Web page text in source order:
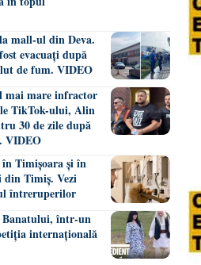
mall-ul din Deva.
evacuați după
de fum. VIDEO
mai mare infractor
TikTok-ului, Alin
30 de zile după
VIDEO
în Timișoara și în
Timiș. Vezi
întreruperilor
Banatului, într-un
internațională